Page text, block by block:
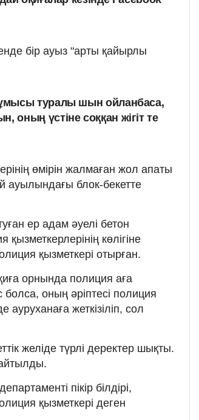
бір ауыз "арты қайырлы
туралы шын ойланбаса,
оның үстіне соққан жігіт те
өмірін жалмаған жол апаты
ауылындағы блок-бекетте
ер адам әуелі бетон
көлігіне
қызметкері отырған.
орнында полиция аға
оның әріптесі полиция
жеткізіліп, сол
желіде түрлі деректер шықты.
пікір білдірі,
қызметкері деген